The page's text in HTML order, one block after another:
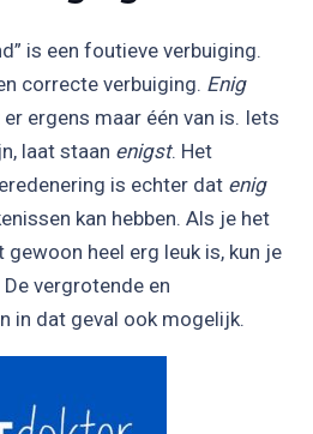
is een foutieve verbuiging.
correcte verbuiging. Enig
ergens maar één van is. Iets
laat staan enigst. Het
is echter dat enig
kan hebben. Als je het
gewoon heel erg leuk is, kun je
vergrotende en
in dat geval ook mogelijk.